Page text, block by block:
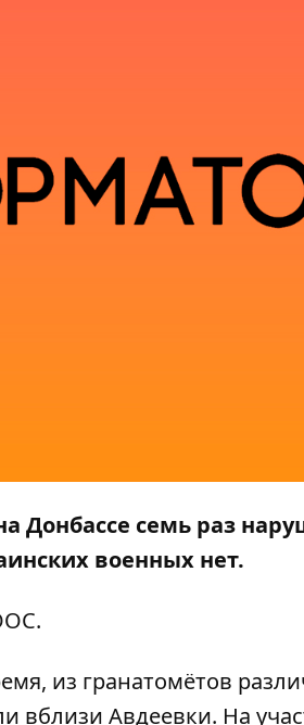
Донбассе семь раз
военных нет.
.
из гранатомётов
вблизи Авдеевки. На